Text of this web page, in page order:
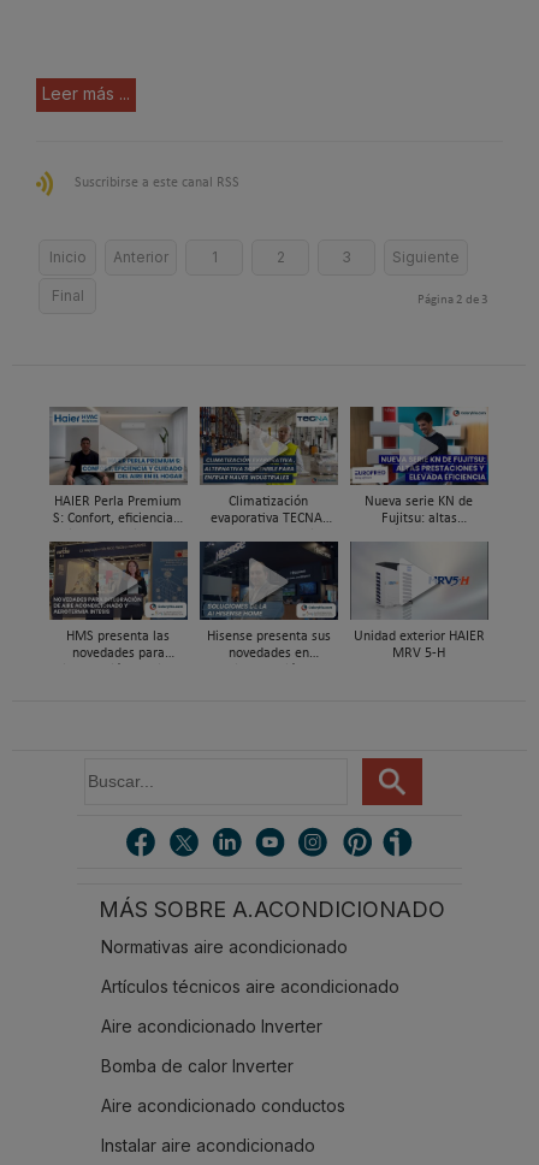
Leer más ...
Suscribirse a este canal RSS
Inicio Anterior 1 2 3 Siguiente
Final Página 2 de 3
HAIER Perla Premium
S: Confort, eficiencia y
hogar
Climatización
evaporativa TECNA,
para enfriar naves
industriales
Nueva serie KN de
Fujitsu: altas
HMS presenta las
novedades para
Hisense presenta sus
novedades en
Unidad exterior HAIER
MRV 5-H
u
MÁS SOBRE A.ACONDICIONADO
Normativas aire acondicionado
Artículos técnicos aire acondicionado
Aire acondicionado Inverter
Bomba de calor Inverter
Aire acondicionado conductos
Instalar aire acondicionado